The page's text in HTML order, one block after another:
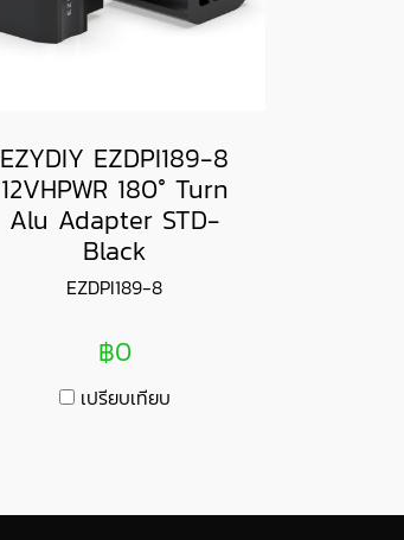
EZYDIY EZDPI189-8
12VHPWR 180° Turn
Alu Adapter STD-
Black
EZDPI189-8
฿0
เปรียบเทียบ